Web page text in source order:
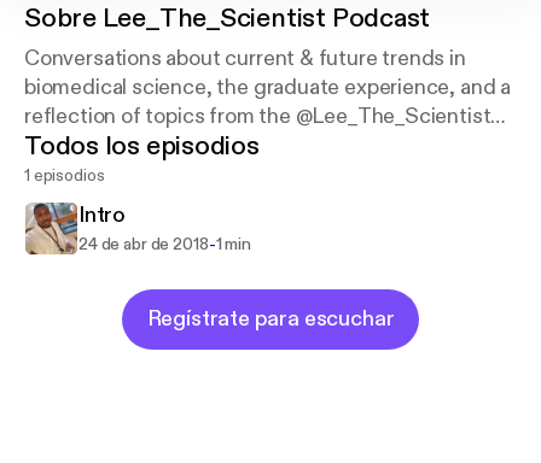
Sobre Lee_The_Scientist Podcast
Conversations about current & future trends in
biomedical science, the graduate experience, and a
reflection of topics from the @Lee_The_Scientist
IG page, each episode ends with a song from my
playlist.
Todos los episodios
1 episodios
Intro
24 de abr de 2018-1 min
Regístrate para escuchar